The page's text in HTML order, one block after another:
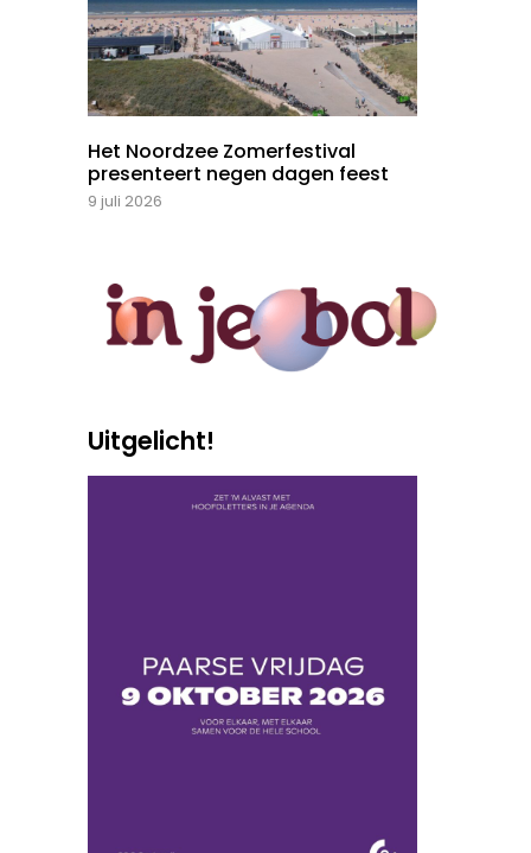
Het Noordzee Zomerfestival
presenteert negen dagen feest
9 juli 2026
Uitgelicht!